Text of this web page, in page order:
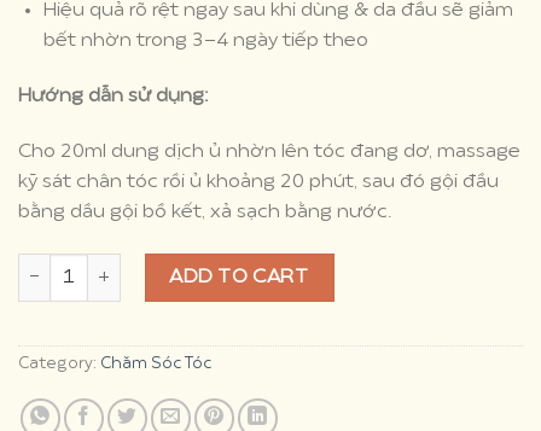
Hiệu quả rõ rệt ngay sau khi dùng & da đầu sẽ giảm
bết nhờn trong 3-4 ngày tiếp theo
Hướng dẫn sử dụng:
Cho 20ml dung dịch ủ nhờn lên tóc đang dơ, massage
kỹ sát chân tóc rồi ủ khoảng 20 phút, sau đó gội đầu
bằng dầu gội bồ kết, xả sạch bằng nước.
Dung dịch ủ giảm nhờn da đầu quantity
ADD TO CART
Category: Chăm Sóc Tóc